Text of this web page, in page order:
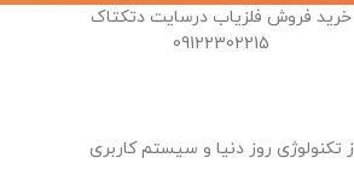
خرید فروش فلزیاب درسایت دتکتاک
09122302215
تکنولوژی روز دنیا و سیستم کاربری